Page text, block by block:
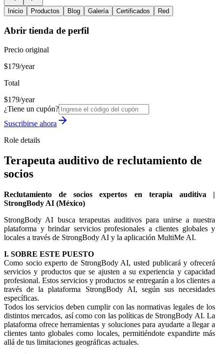
Inicio Productos Blog Galería Certificados Red
Abrir tienda de perfil
Precio original
$179/year
Total
$179/year
¿Tiene un cupón?
Suscribirse ahora
Role details
Terapeuta auditivo de reclutamiento de
socios
Reclutamiento de socios expertos en terapia auditiva |
StrongBody AI (México)
StrongBody AI busca terapeutas auditivos para unirse a nuestra
plataforma y brindar servicios profesionales a clientes globales y
locales a través de StrongBody AI y la aplicación MultiMe AI.
I. SOBRE ESTE PUESTO
Como socio experto de StrongBody AI, usted publicará y ofrecerá
servicios y productos que se ajusten a su experiencia y capacidad
profesional. Estos servicios y productos se entregarán a los clientes a
través de la plataforma StrongBody AI, según sus necesidades
específicas.
Todos los servicios deben cumplir con las normativas legales de los
distintos mercados, así como con las políticas de StrongBody AI. La
plataforma ofrece herramientas y soluciones para ayudarte a llegar a
clientes tanto globales como locales, permitiéndote expandirte más
allá de tus limitaciones geográficas actuales.